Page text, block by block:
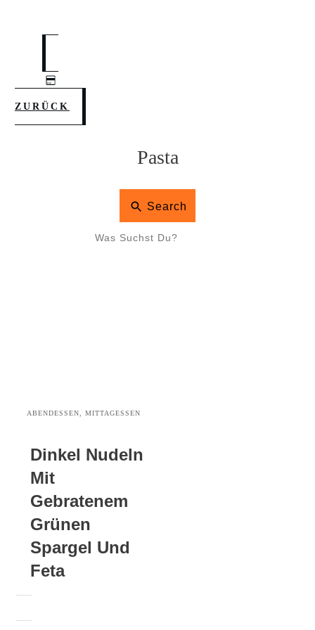
ZURÜCK
Pasta
Search
ABENDESSEN, MITTAGESSEN
Dinkel Nudeln
Mit
Gebratenem
Grünen
Spargel Und
Feta